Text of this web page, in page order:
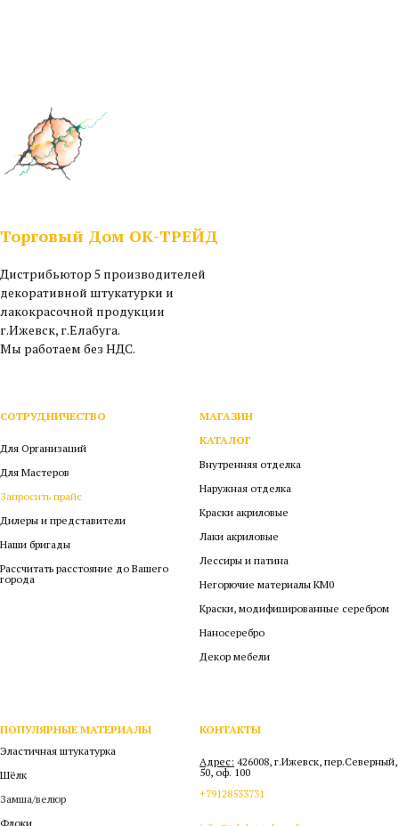
Торговый Дом ОК-ТРЕЙД
Дистрибьютор 5 производителей
декоративной штукатурки и
лакокрасочной продукции
г.Ижевск, г.Елабуга.
Мы работаем без НДС.
СОТРУДНИЧЕСТВО
Для Организаций
Для Мастеров
Запросить прайс
Дилеры и представители
Наши бригады
Рассчитать расстояние до Вашего
города
МАГАЗИН
КАТАЛОГ
Внутренняя отделка
Наружная отделка
Краски акриловые
Лаки акриловые
Лессиры и патина
Негорючие материалы КМ0
Краски, модифицированные серебром
Наносеребро
Декор мебели
ПОПУЛЯРНЫЕ МАТЕРИАЛЫ
Эластичная штукатурка
Шёлк
Замша/велюр
Флоки
КОНТАКТЫ
Адрес: 426008, г.Ижевск, пер.Северный,
50, оф. 100
+79128533731